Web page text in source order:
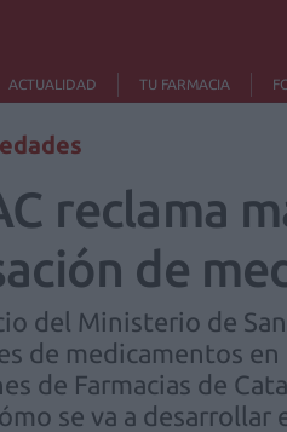
ACTUALIDAD TU FARMACIA
reclama
de
del Ministerio de
de medicamentos
de Farmacias de
se va a